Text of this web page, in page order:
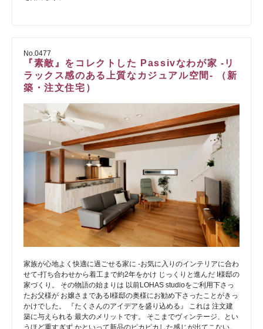
No.0477
『素敵』をコレクトした Passivなわが家 -リ
ラックス感のある上質なカジュアル空間- （新
築・注文住宅）
家族が心地よく快適に過ごせる家に -お気に入りのインテリアに合わ
せて-打ち合わせから着工まで約2年をかけ じっくりと進んだ I様邸の
家づくり。 その物語の始まりは 以前LOHAS studioをご利用下さっ
たお父様が お嬢さまであるI様邸の奥様にお勧め下さったことがきっ
かけでした。 『たくさんのアイデアを盛り込める』 これは 注文建
築に与えられる 最大のメリットです。 そこまでヴィンテージ、とい
うほど重すぎず かといって新品のピカピカした感じが出てこない。